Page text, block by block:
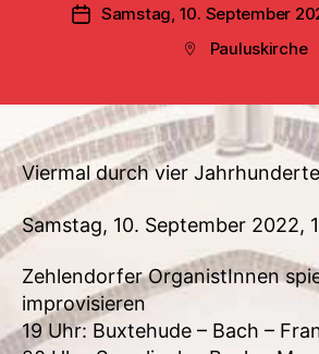
Veröffentlichungsdatum
Samstag, 10. September
Beitragsort
Pauluskirche
Viermal durch vier Jahrhunderte
Samstag, 10. September 2022,
Zehlendorfer OrganistInnen
improvisieren
19 Uhr: Buxtehude – Bach –